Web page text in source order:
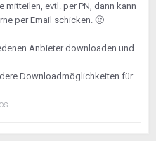
evtl. per PN, dann kann
per Email schicken. 🙂
Anbieter downloaden und
Downloadmöglichkeiten für